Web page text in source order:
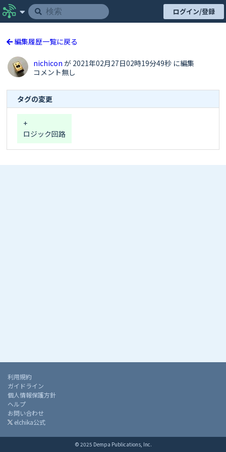
ログイン/登録
編集履歴一覧に戻る
nichiconが 2021年02月27日02時19分49秒 に編集
コメント無し
タグの変更
+
ロジック回路
利用規約
ガイドライン
個人情報保護方針
ヘルプ
お問い合わせ
elchika公式
© 2025 Dempa Publications, Inc.